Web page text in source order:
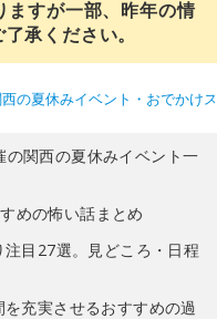
ますが一部、昨年の情
承ください。
の夏休みイベント・おでかけ
関西の夏休みイベント一
めの怖い話まとめ
注目27選。見どころ・日程
を充実させるおすすめの過